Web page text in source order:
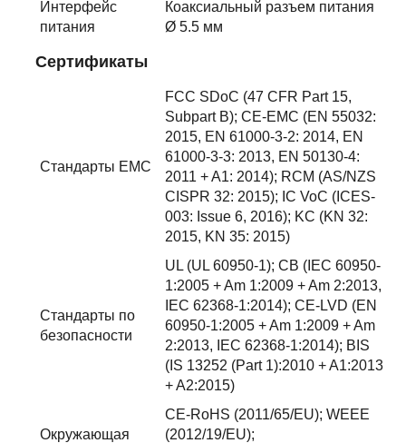
Интерфейс
питания
Коаксиальный разъем питания
Ø 5.5 мм
Сертификаты
Стандарты EMC
FCC SDoC (47 CFR Part 15,
Subpart B); CE-EMC (EN 55032:
2015, EN 61000-3-2: 2014, EN
61000-3-3: 2013, EN 50130-4:
2011 + A1: 2014); RCM (AS/NZS
CISPR 32: 2015); IC VoC (ICES-
003: Issue 6, 2016); KC (KN 32:
2015, KN 35: 2015)
Стандарты по
безопасности
UL (UL 60950-1); CB (IEC 60950-
1:2005 + Am 1:2009 + Am 2:2013,
IEC 62368-1:2014); CE-LVD (EN
60950-1:2005 + Am 1:2009 + Am
2:2013, IEC 62368-1:2014); BIS
(IS 13252 (Part 1):2010 + A1:2013
+ A2:2015)
Окружающая
CE-RoHS (2011/65/EU); WEEE
(2012/19/EU);